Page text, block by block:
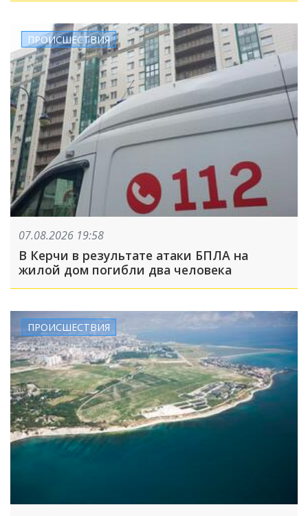
ПРОИСШЕСТВИЯ
07.08.2026 19:58
В Керчи в результате атаки БПЛА на
жилой дом погибли два человека
ПРОИСШЕСТВИЯ